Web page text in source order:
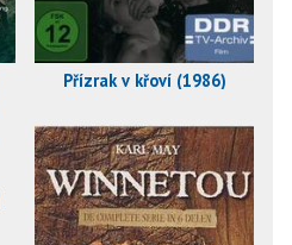
Přízrak v křoví (1986)